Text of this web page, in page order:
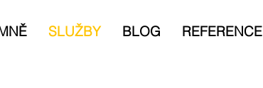
SLUŽBY BLOG REFERENCE